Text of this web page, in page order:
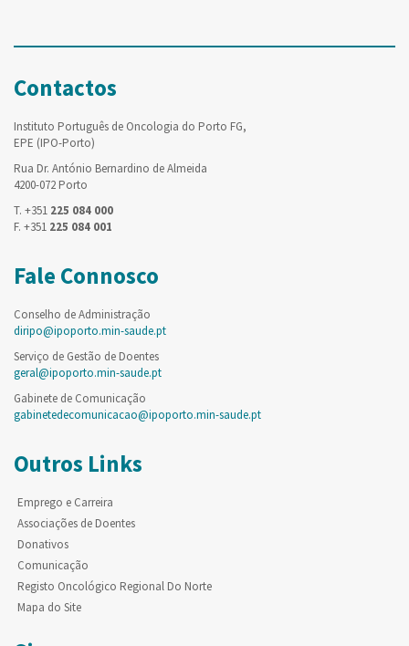
Contactos
Instituto Português de Oncologia do Porto FG,
EPE (IPO-Porto)
Rua Dr. António Bernardino de Almeida
4200-072 Porto
T. +351 225 084 000
F. +351 225 084 001
Fale Connosco
Conselho de Administração
diripo@ipoporto.min-saude.pt
Serviço de Gestão de Doentes
geral@ipoporto.min-saude.pt
Gabinete de Comunicação
gabinetedecomunicacao@ipoporto.min-saude.pt
Outros Links
Emprego e Carreira
Associações de Doentes
Donativos
Comunicação
Registo Oncológico Regional Do Norte
Mapa do Site